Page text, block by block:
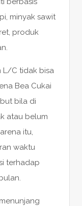
minyak sawit
produk
L/C tidak bisa
Bea Cukai
bila di
atau belum
itu,
waktu
terhadap